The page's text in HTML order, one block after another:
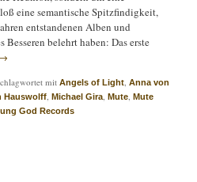
eine semantische Spitzfindigkeit,
entstandenen Alben und
belehrt haben: Das erste
mit Angels of Light ,Anna von
Hauswolff ,Michael Gira ,Mute ,Mute
God Records